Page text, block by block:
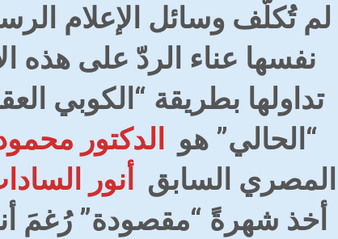
لم تُكلّف وسائل الإعلام
نفسها عناء الردّ على هذه
تداولها بطريقة “الكوبي
“الحالي” هو
الدكتور
المصري السابق
أنور
أخذ شهرةً “مقصودة” رُغمَ